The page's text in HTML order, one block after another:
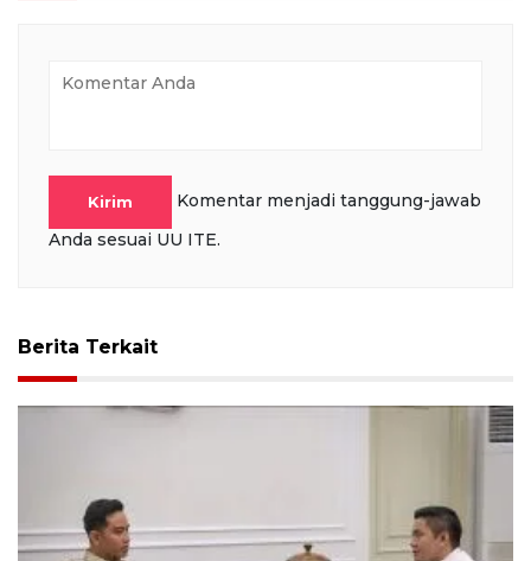
Kirim
Komentar menjadi tanggung-jawab
Anda sesuai UU ITE.
Berita Terkait